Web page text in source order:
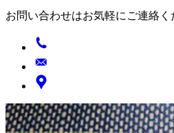
お問い合わせはお気軽にご連絡く